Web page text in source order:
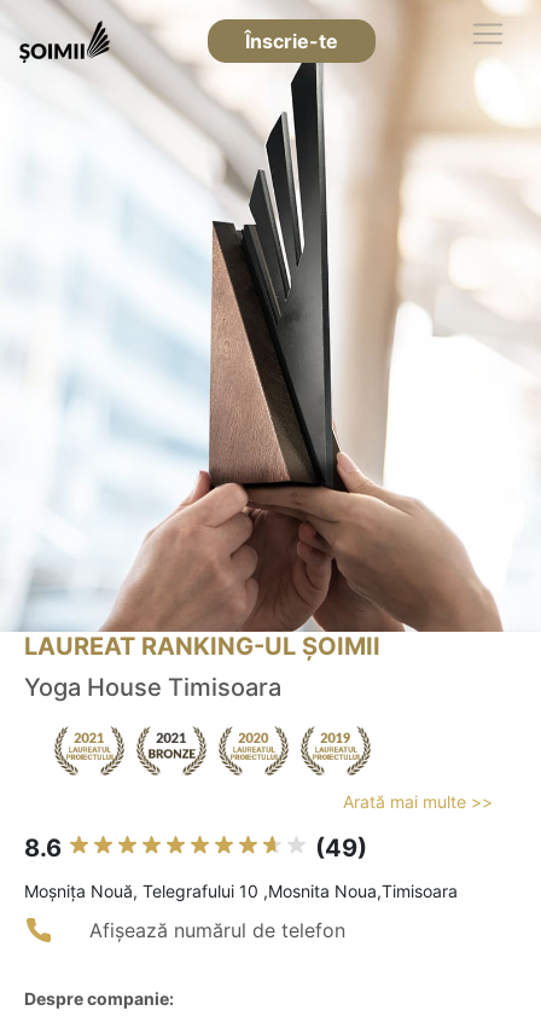
Înscrie-te
LAUREAT RANKING-UL ȘOIMII
Yoga House Timisoara
Arată mai multe >>
8.6 (49)
Moşniţa Nouă, Telegrafului 10 ,Mosnita Noua,Timisoara
Afișează numărul de telefon
Despre companie: